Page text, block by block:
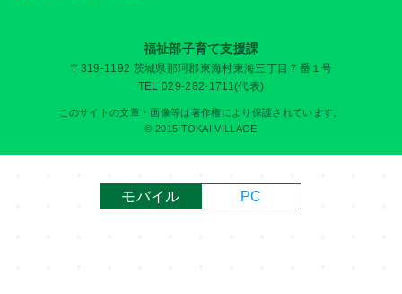
福祉部子育て支援課
〒319-1192 茨城県那珂郡東海村東海三丁目７番１号
TEL 029-282-1711(代表)
このサイトの文章・画像等は著作権により保護されています。
© 2015 TOKAI VILLAGE
モバイル PC